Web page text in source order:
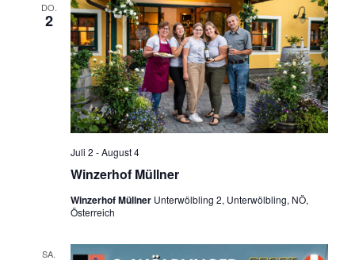
DO.
2
Winzerhof Müllner
Juli 2 -August 4
Winzerhof Müllner Unterwölbling 2, Unterwölbling, NÖ,
Österreich
SA.